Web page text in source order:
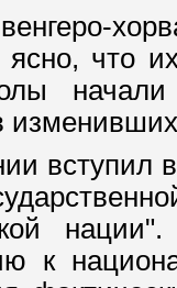
что
начали
вступил
к